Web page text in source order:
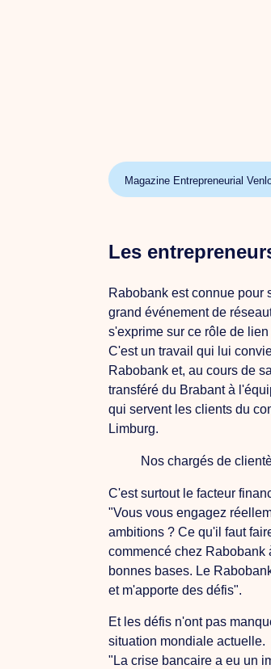
Magazine Entrepreneurial
Les
Rabobank est connue pour
grand événement de
s'exprime sur ce rôle de
C'est un travail qui lui
Rabobank et, au cours de
transféré du Brabant à
qui servent les clients du
Limburg.
Nos chargés de
C'est surtout le facteur
"Vous vous engagez
ambitions ?Ce qu'il faut
commencé chez Rabobank
bonnes bases. Le
et m'apporte des défis".
Et les défis n'ont pas
situation mondiale actuelle.
"La crise bancaire a eu un